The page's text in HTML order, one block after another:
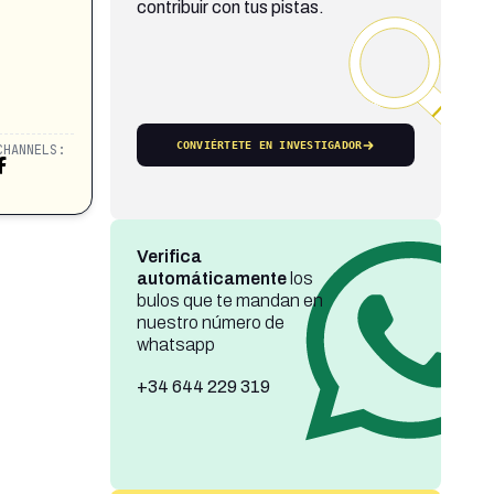
contribuir con tus pistas.
CONVIÉRTETE EN INVESTIGADOR
Verifica
automáticamentelos
bulos que te mandan en
nuestro número de
whatsapp
+34 644 229 319